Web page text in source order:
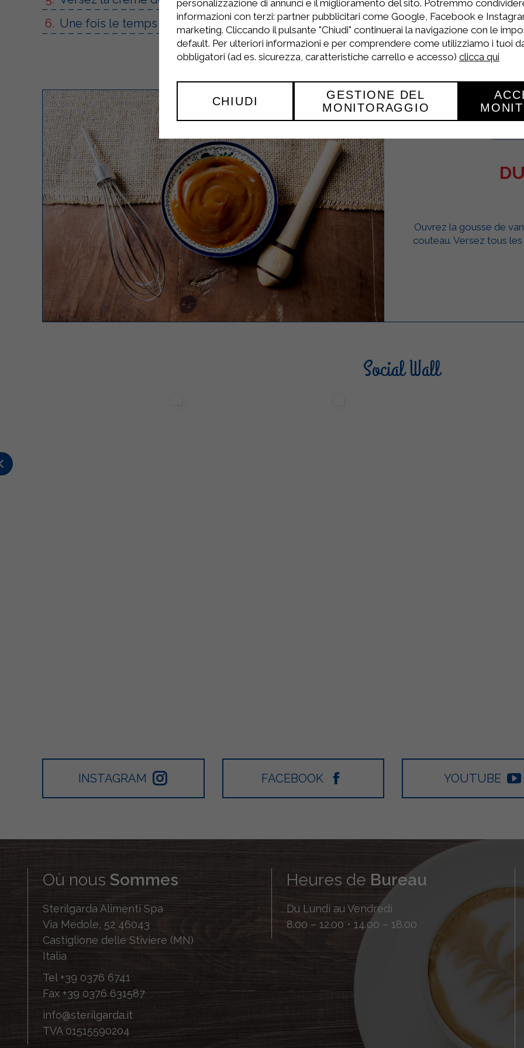
Une fois le temps nécessaire écoulé, sortez le gâteau du réfrigérateur et coupez-le
Ouvrez la gousse de
couteau. Versez tous
Social Wall
INSTAGRAM FACEBOOK YOUTUBE
Où nousSommes
Sterilgarda Alimenti Spa
Via Medole, 52 46043
Castiglione delle Stiviere (MN)
Italia
Tel +39 0376 6741
Fax +39 0376 631587
info@sterilgarda.it
TVA 01515590204
Heures de Bureau
Du Lundi au Vendredi
8.00 – 12.00 • 14.00 – 18.00
personalizzazione di annunci e il miglioramento del sito. Potremmo
informazioni con terzi: partner pubblicitari come Google, Facebook e
marketing. Cliccando il pulsante "Chiudi" continuerai la navigazione con le
default. Per ulteriori informazioni e per comprendere come utilizziamo i tuoi
obbligatori (ad es. sicurezza, caratteristiche carrello e accesso) clicca qui
CHIUDI
GESTIONE DEL
MONITORAGGIO